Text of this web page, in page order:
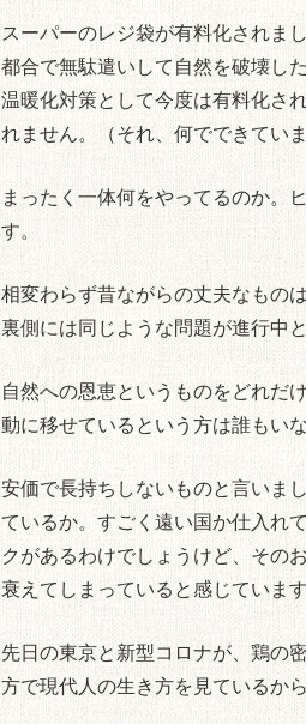
スーパーのレジ袋が有料化されま
都合で無駄遣いして自然を破壊し
温暖化対策として今度は有料化さ
れません。（それ、何でできていま
まったく一体何をやってるのか。
す。
相変わらず昔ながらの丈夫なもの
裏側には同じような問題が進行中
自然への恩恵というものをどれだ
動に移せているという方は誰もい
安価で長持ちしないものと言いま
ているか。すごく遠い国か仕入れ
クがあるわけでしょうけど、その
衰えてしまっていると感じています
先日の東京と新型コロナが、鶏の
方で現代人の生き方を見ているか